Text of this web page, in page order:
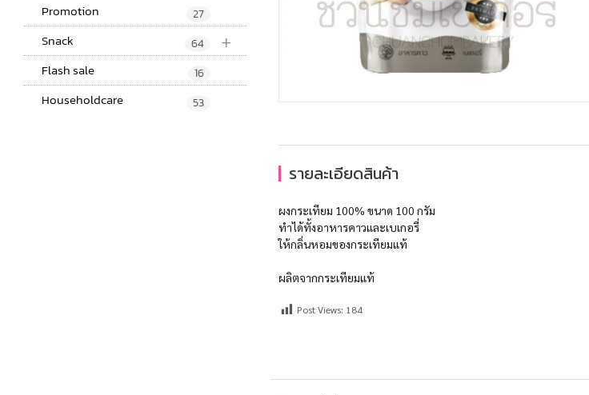
Promotion 27
+
Snack 64
Flash sale 16
Householdcare 53
รายละเอียดสินค้า
ผงกระเทียม 100% ขนาด 100 กรัม
ทำได้ทั้งอาหารคาวและเบเกอรี่
ให้กลิ่นหอมของกระเทียมแท้
ผลิตจากกระเทียมแท้
Post Views: 184